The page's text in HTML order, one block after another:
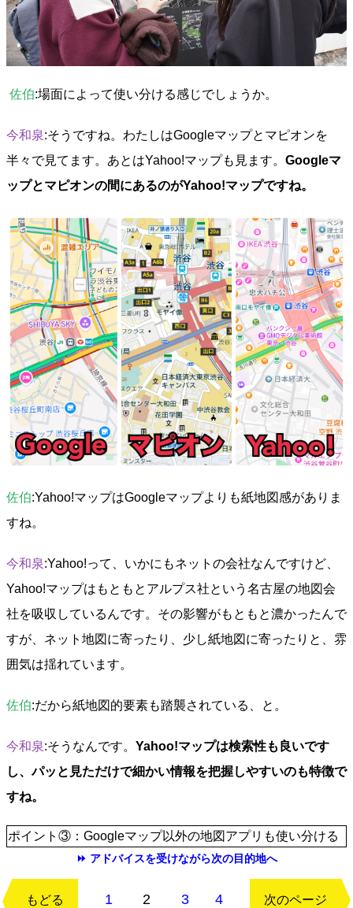
佐伯:場面によって使い分ける感じでしょうか。
今和泉:そうですね。わたしはGoogleマップとマピオンを
半々で見てます。あとはYahoo!マップも見ます。 Googleマ
ップとマピオンの間にあるのがYahoo!マップですね。
佐伯:Yahoo!マップはGoogleマップよりも紙地図感がありま
すね。
今和泉:Yahoo!って、いかにもネットの会社なんですけど、
Yahoo!マップはもともとアルプス社という名古屋の地図会
社を吸収しているんです。その影響がもともと濃かったんで
すが、ネット地図に寄ったり、少し紙地図に寄ったりと、雰
囲気は揺れています。
佐伯:だから紙地図的要素も踏襲されている、と。
今和泉:そうなんです。 Yahoo!マップは検索性も良いです
し、パッと見ただけで細かい情報を把握しやすいのも特徴で
すね。
ポイント③：Googleマップ以外の地図アプリも使い分ける
⏩ アドバイスを受けながら次の目的地へ
もどる 1 2 3 4 次のページ